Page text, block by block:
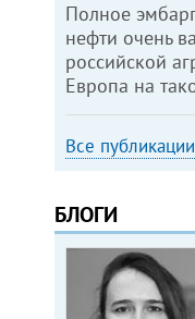
Полное
нефти очень
российской
Европа на
Все публикации
БЛОГИ